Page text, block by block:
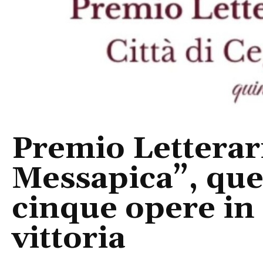
Premio
Messapica”,
cinque opere in
vittoria